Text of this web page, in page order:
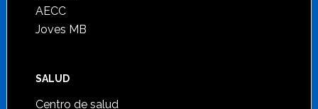
AECC
Joves MB
SALUD
Centro de salud